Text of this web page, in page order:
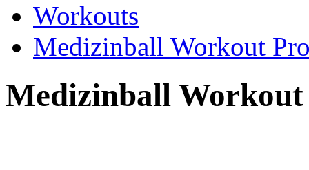
Workouts
Medizinball Workout
Medizinball